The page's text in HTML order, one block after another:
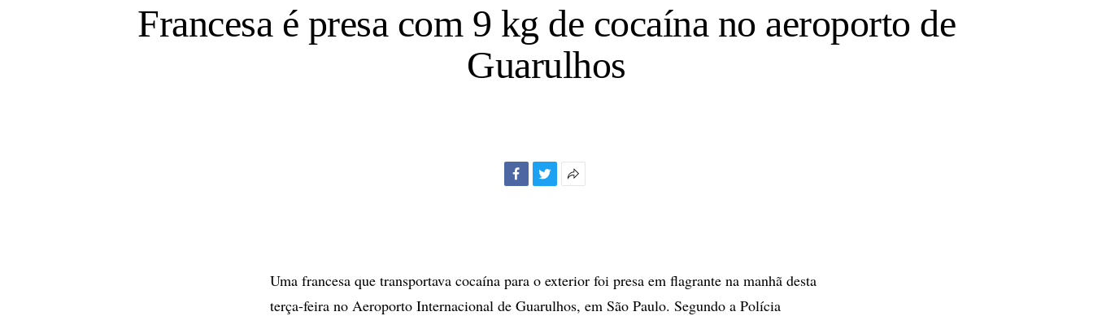
Francesa é presa com 9 kg de cocaína no aeroporto de
Guarulhos
Uma francesa que transportava cocaína para o exterior foi presa em flagrante na manhã desta
terça-feira no Aeroporto Internacional de Guarulhos, em São Paulo. Segundo a Polícia